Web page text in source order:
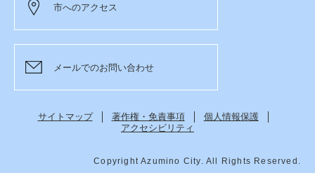
市へのアクセス
メールでのお問い合わせ
サイトマップ 著作権・免責事項
個人情報保護
アクセシビリティ
Copyright Azumino City. All Rights Reserved.